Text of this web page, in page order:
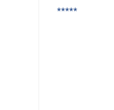
*****